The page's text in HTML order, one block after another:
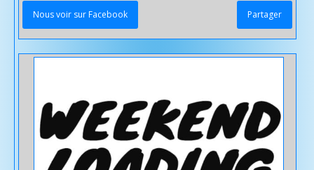
Nous voir sur Facebook Partager